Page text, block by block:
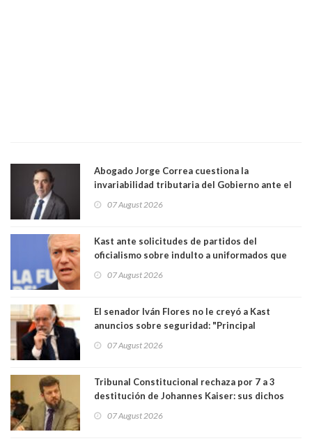
Abogado Jorge Correa cuestiona la
invariabilidad tributaria del Gobierno ante el
democracia” y "defendemos la alternancia en el
07 August 2026
Kast ante solicitudes de partidos del
oficialismo sobre indulto a uniformados que
07 August 2026
El senador Iván Flores no le creyó a Kast
anuncios sobre seguridad: "Principal
perseguir ruta del dinero y levantar secreto
07 August 2026
Tribunal Constitucional rechaza por 7 a 3
destitución de Johannes Kaiser: sus dichos
justicia constitucional porque no es diputado
07 August 2026